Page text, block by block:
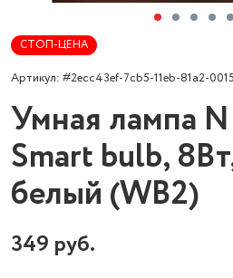
СТОП-ЦЕНА
Артикул: #2ecc43ef-7cb5-11eb-81a2-
Умная лампа
Smart bulb,
белый (WB2)
349 руб.